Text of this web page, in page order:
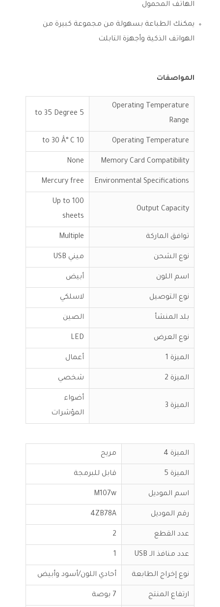
الهاتف المحمول
يمكنك الطباعة بسهولة من مجموعة كبيرة من
الهواتف الذكية وأجهزة التابلت
المواصفات
Operating Temperature
Range
5 to 35 Degree
Operating Temperature
10 to 30 Â° C
Memory Card Compatibility
None
Environmental Specifications
Mercury free
Output Capacity
Up to 100
sheets
توافق الماركة Multiple
نوع الشحن ميني USB
اسم اللون أبيض
نوع التوصيل لاسلكي
بلد المنشأ الصين
نوع العرض LED
الميزة 1 أعمال
الميزة 2 شخصي
الميزة 3
أضواء
المؤشرات
الميزة 4 مريح
الميزة 5 قابل للبرمجة
اسم الموديل M107w
رقم الموديل 4ZB78A
عدد القطع 2
عدد منافذ الـ USB 1
نوع إخراج الطابعة أحادي اللون/أسود وأبيض
ارتفاع المنتج 7 بوصة